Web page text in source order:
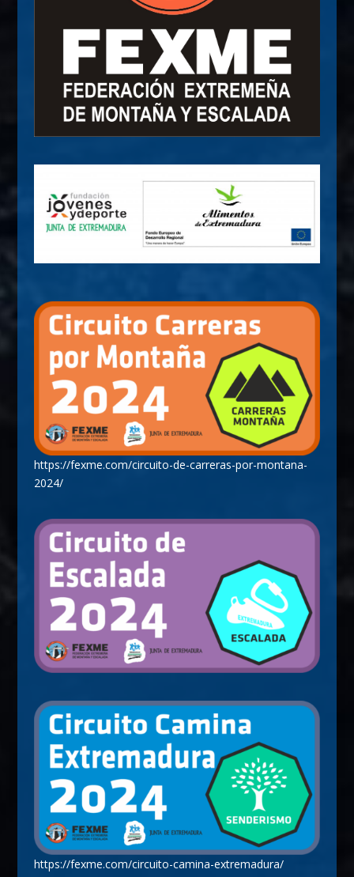
https://fexme.com/circuito-de-carreras-por-montana-
2024/
https://fexme.com/circuito-camina-extremadura/